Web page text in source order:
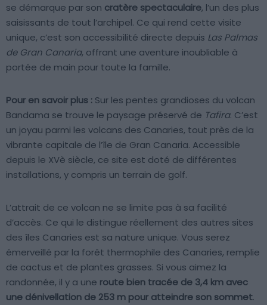
se démarque par son cratère spectaculaire, l’un des plus
saisissants de tout l’archipel. Ce qui rend cette visite
unique, c’est son accessibilité directe depuis Las Palmas
de Gran Canaria, offrant une aventure inoubliable à
portée de main pour toute la famille.
Pour en savoir plus : Sur les pentes grandioses du volcan
Bandama se trouve le paysage préservé de Tafira. C’est
un joyau parmi les volcans des Canaries, tout près de la
vibrante capitale de l’île de Gran Canaria. Accessible
depuis le XVè siècle, ce site est doté de différentes
installations, y compris un terrain de golf.
L’attrait de ce volcan ne se limite pas à sa facilité
d’accès. Ce qui le distingue réellement des autres sites
des îles Canaries est sa nature unique. Vous serez
émerveillé par la forêt thermophile des Canaries, remplie
de cactus et de plantes grasses. Si vous aimez la
randonnée, il y a une route bien tracée de 3,4 km avec
une dénivellation de 253 m pour atteindre son sommet.